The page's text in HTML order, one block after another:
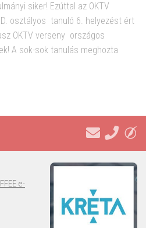
siker! Ezúttal az OKTV
osztályos tanuló 6. helyezést ért
OKTV verseny országos
A sok-sok tanulás meghozta
e-